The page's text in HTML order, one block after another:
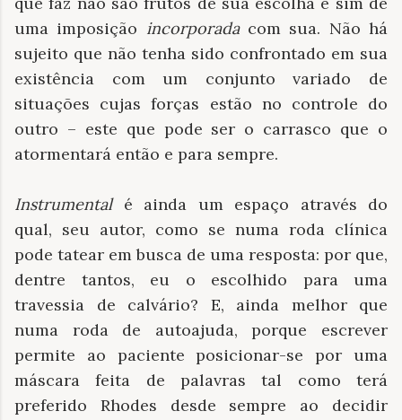
uma imposição incorporadacom sua. Não há
sujeito que não tenha sido confrontado em sua
existência com um conjunto variado de
situações cujas forças estão no controle do
outro – este que pode ser o carrasco que o
atormentará então e para sempre.
Instrumentalé ainda um espaço através do
qual, seu autor, como se numa roda clínica
pode tatear em busca de uma resposta: por que,
dentre tantos, eu o escolhido para uma
travessia de calvário? E, ainda melhor que
numa roda de autoajuda, porque escrever
permite ao paciente posicionar-se por uma
máscara feita de palavras tal como terá
preferido Rhodes desde sempre ao decidir